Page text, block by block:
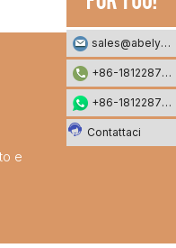
e
sales@abelyfashion.com
+86-18122871002
+86-18122871002
Contattaci